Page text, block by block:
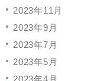
2023年11月
2023年9月
2023年7月
2023年5月
2023年4月